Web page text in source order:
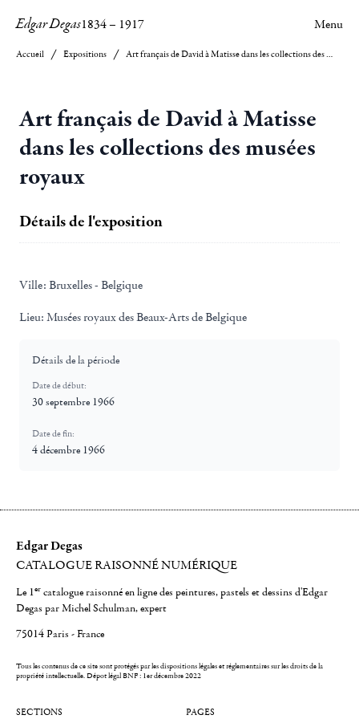
Edgar Degas1834– 1917 Menu
Accueil Expositions Art français de David à Matisse dans les collections des musées royaux
Art français de David à Matisse
dans les collections des musées
royaux
Détails de l'exposition
Ville: Bruxelles - Belgique
Lieu: Musées royaux des Beaux-Arts de Belgique
Détails de la période
Date de début:
30 septembre 1966
Date de fin:
4 décembre 1966
Edgar Degas
CATALOGUE RAISONNÉ NUMÉRIQUE
Le 1er catalogue raisonné en ligne des peintures, pastels et dessins d'Edgar
Degas par Michel Schulman, expert
75014 Paris - France
Tous les contenus de ce site sont protégés par les dispositions légales et réglementaires sur les droits de la
propriété intellectuelle.Dépot légal BNF : 1er décembre 2022
SECTIONS PAGES